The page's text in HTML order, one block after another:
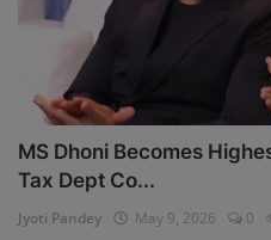
MS Dhoni Becomes
Tax Dept Co...
Jyoti Pandey May 9, 2026 0